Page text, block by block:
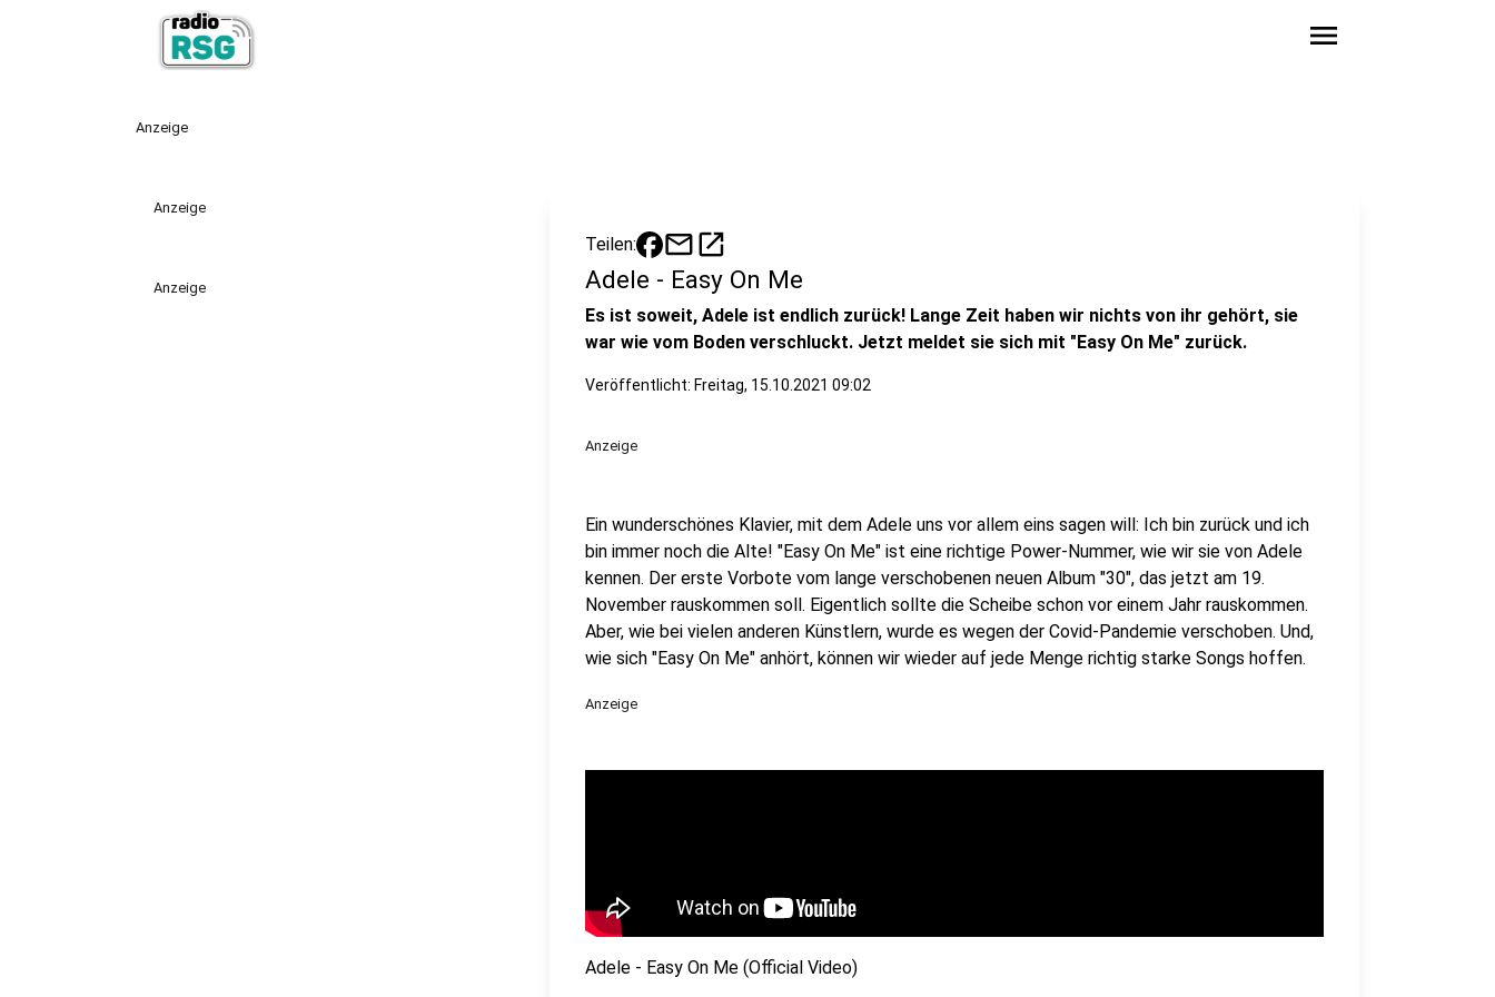
menu
Anzeige
Anzeige
Anzeige
Teilen: mailopen_in_new
Adele - Easy On Me
Es ist soweit, Adele ist endlich zurück! Lange Zeit haben wir nichts von ihr gehört, sie
war wie vom Boden verschluckt. Jetzt meldet sie sich mit "Easy On Me" zurück.
Veröffentlicht: Freitag, 15.10.2021 09:02
Anzeige
Ein wunderschönes Klavier, mit dem Adele uns vor allem eins sagen will: Ich bin zurück und ich
bin immer noch die Alte! "Easy On Me" ist eine richtige Power-Nummer, wie wir sie von Adele
kennen. Der erste Vorbote vom lange verschobenen neuen Album "30", das jetzt am 19.
November rauskommen soll. Eigentlich sollte die Scheibe schon vor einem Jahr rauskommen.
Aber, wie bei vielen anderen Künstlern, wurde es wegen der Covid-Pandemie verschoben. Und,
wie sich "Easy On Me" anhört, können wir wieder auf jede Menge richtig starke Songs hoffen.
Anzeige
Adele - Easy On Me (Official Video)